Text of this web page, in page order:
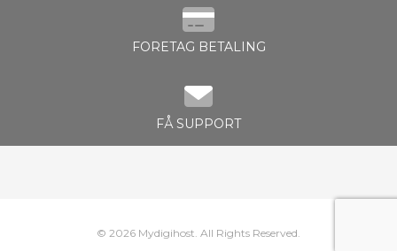
FORETAG BETALING
FÅ SUPPORT
© 2026 Mydigihost. All Rights Reserved.